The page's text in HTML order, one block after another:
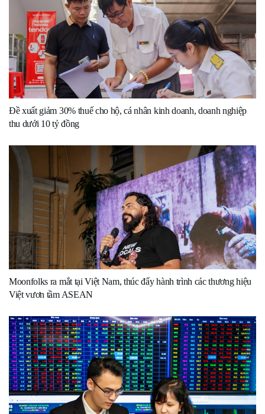
Đề xuất giảm 30% thuế cho hộ, cá nhân kinh doanh, doanh nghiệp
thu dưới 10 tỷ đồng
Moonfolks ra mắt tại Việt Nam, thúc đẩy hành trình các thương hiệu
Việt vươn tầm ASEAN